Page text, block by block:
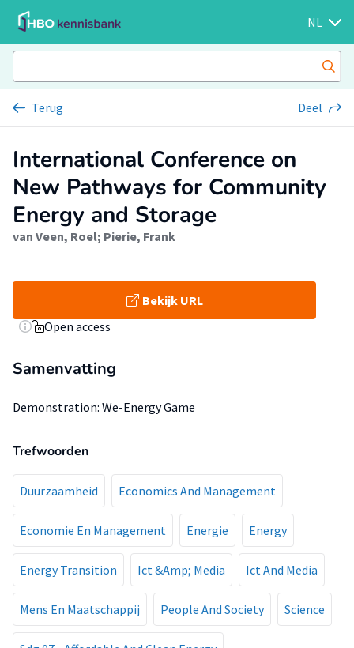
NL
Terug Deel
International Conference on
New Pathways for Community
Energy and Storage
van Veen, Roel; Pierie, Frank
Bekijk URL
Open access
Samenvatting
Demonstration: We-Energy Game
Trefwoorden
Duurzaamheid Economics And Management
Economie En Management Energie Energy
Energy Transition Ict &Amp; Media Ict And Media
Mens En Maatschappij People And Society Science